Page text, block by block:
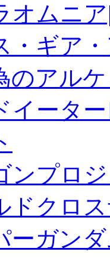
オムニ
・ギア
のアル
イータ
ンプロ
ドクロ
ーガン